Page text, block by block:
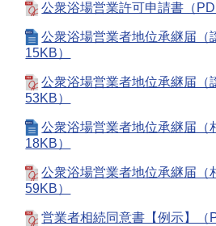
公衆浴場営業許可申請書（
公衆浴場営業者地位承継届（
15KB）
公衆浴場営業者地位承継届（
53KB）
公衆浴場営業者地位承継届（
18KB）
公衆浴場営業者地位承継届（
59KB）
営業者相続同意書【例示】（